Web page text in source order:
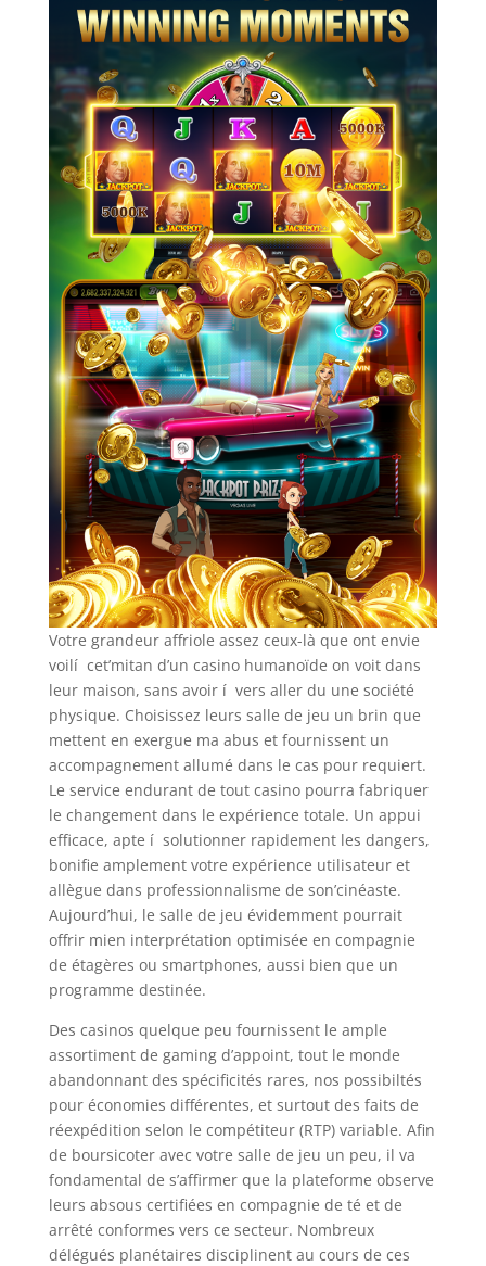
Votre grandeur affriole assez ceux-là que ont envie
voilí cet’mitan d’un casino humanoïde on voit dans
leur maison, sans avoir í vers aller du une société
physique. Choisissez leurs salle de jeu un brin que
mettent en exergue ma abus et fournissent un
accompagnement allumé dans le cas pour requiert.
Le service endurant de tout casino pourra fabriquer
le changement dans le expérience totale. Un appui
efficace, apte í solutionner rapidement les dangers,
bonifie amplement votre expérience utilisateur et
allègue dans professionnalisme de son’cinéaste.
Aujourd’hui, le salle de jeu évidemment pourrait
offrir mien interprétation optimisée en compagnie
de étagères ou smartphones, aussi bien que un
programme destinée.
Des casinos quelque peu fournissent le ample
assortiment de gaming d’appoint, tout le monde
abandonnant des spécificités rares, nos possibiltés
pour économies différentes, et surtout des faits de
réexpédition selon le compétiteur (RTP) variable. Afin
de boursicoter avec votre salle de jeu un peu, il va
fondamental de s’affirmer que la plateforme observe
leurs absous certifiées en compagnie de té et de
arrêté conformes vers ce secteur. Nombreux
délégués planétaires disciplinent au cours de ces